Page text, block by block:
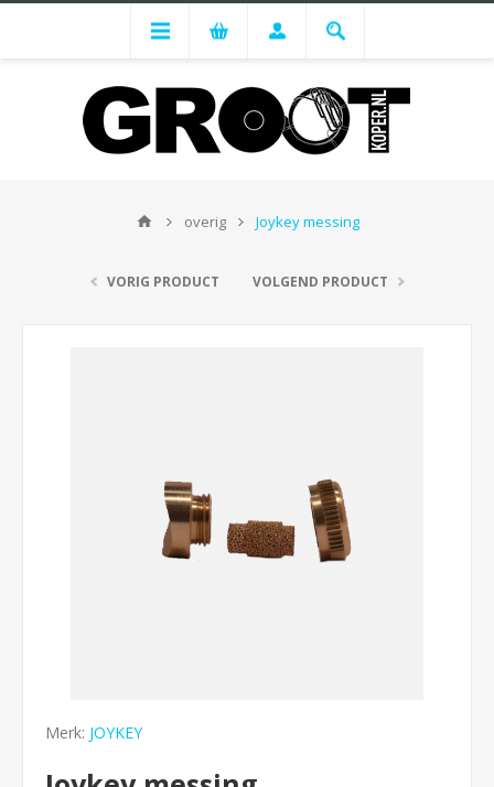
overig Joykey messing
VORIG PRODUCT VOLGEND PRODUCT
Merk: JOYKEY